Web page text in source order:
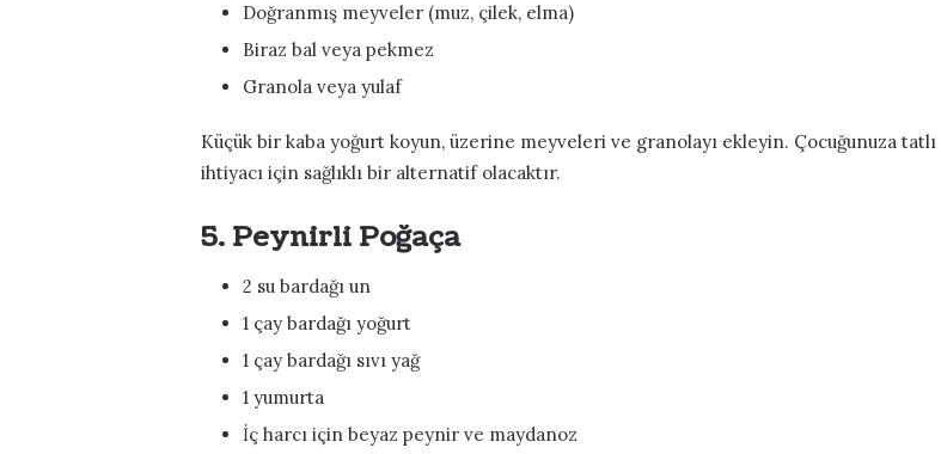
Doğranmış meyveler (muz, çilek, elma)
Biraz bal veya pekmez
Granola veya yulaf
Küçük bir kaba yoğurt koyun, üzerine meyveleri ve granolayı ekleyin. Çocuğunuza tatlı
ihtiyacı için sağlıklı bir alternatif olacaktır.
5. Peynirli Poğaça
2 su bardağı un
1 çay bardağı yoğurt
1 çay bardağı sıvı yağ
1 yumurta
İç harcı için beyaz peynir ve maydanoz